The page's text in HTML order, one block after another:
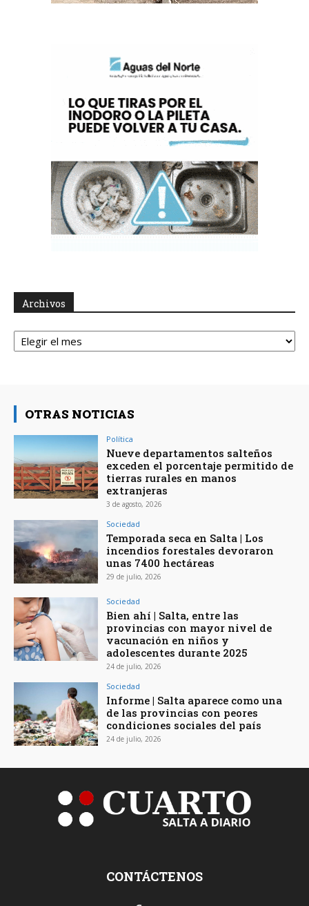
Archivos
Archivos
OTRAS NOTICIAS
Política
Nueve departamentos salteños
exceden el porcentaje permitido de
tierras rurales en manos
extranjeras
3 de agosto, 2026
Sociedad
Temporada seca en Salta | Los
incendios forestales devoraron
unas 7400 hectáreas
29 de julio, 2026
Sociedad
Bien ahí | Salta, entre las
provincias con mayor nivel de
vacunación en niños y
adolescentes durante 2025
24 de julio, 2026
Sociedad
Informe | Salta aparece como una
de las provincias con peores
condiciones sociales del país
24 de julio, 2026
CONTÁCTENOS